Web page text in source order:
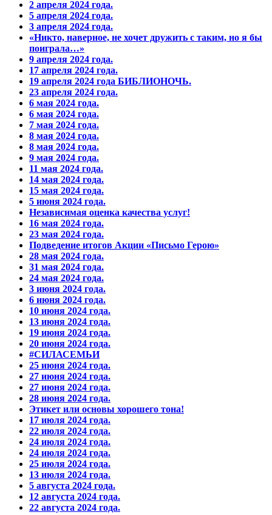
2 апреля 2024 года.
5 апреля 2024 года.
3 апреля 2024 года.
«Никто, наверное, не хочет дружить с таким, но я бы
поиграла…»
9 апреля 2024 года.
17 апреля 2024 года.
19 апреля 2024 года БИБЛИОНОЧЬ.
23 апреля 2024 года.
6 мая 2024 года.
6 мая 2024 года.
7 мая 2024 года.
8 мая 2024 года.
8 мая 2024 года.
9 мая 2024 года.
11 мая 2024 года.
14 мая 2024 года.
15 мая 2024 года.
5 июня 2024 года.
Независимая оценка качества услуг!
16 мая 2024 года.
23 мая 2024 года.
Подведение итогов Акции «Письмо Герою»
28 мая 2024 года.
31 мая 2024 года.
24 мая 2024 года.
3 июня 2024 года.
6 июня 2024 года.
10 июня 2024 года.
13 июня 2024 года.
19 июня 2024 года.
20 июня 2024 года.
#СИЛАСЕМЬИ
25 июня 2024 года.
27 июня 2024 года.
27 июня 2024 года.
28 июня 2024 года.
Этикет или основы хорошего тона!
17 июля 2024 года.
22 июля 2024 года.
24 июля 2024 года.
24 июля 2024 года.
25 июля 2024 года.
13 июля 2024 года.
5 августа 2024 года.
12 августа 2024 года.
22 августа 2024 года.